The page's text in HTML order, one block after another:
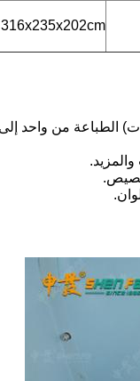
316x235x202cm